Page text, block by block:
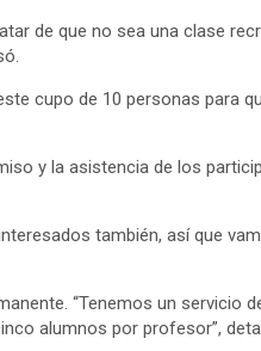
de que no sea una clase
cupo de 10 personas para
y la asistencia de los
también, así que
“Tenemos un servicio
alumnos por profesor”,